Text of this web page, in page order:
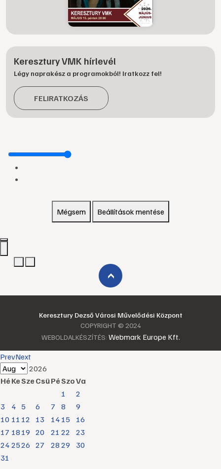
Keresztury VMK hírlevél
Légy naprakész a programokból! Iratkozz fel!
FELIRATKOZÁS
Mégsem Beállítások mentése
›
Keresztury Dezső Városi Művelődési Központ
COPYRIGHT © 2024
WEBOLDALKÉSZÍTÉS: Webmark Europe Kft.
PrevNext
2026
HéKeSzeCsüPéSzoVa
1
2
3
4 5 6 7 8
9
10 11 12 13 14 15
16
17 18 19 20 21 22
23
24 2526 27 28 29
30
31